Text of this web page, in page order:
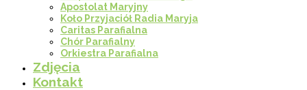
Apostolat Maryjny
Koło Przyjaciół Radia Maryja
Caritas Parafialna
Chór Parafialny
Orkiestra Parafialna
Zdjęcia
Kontakt